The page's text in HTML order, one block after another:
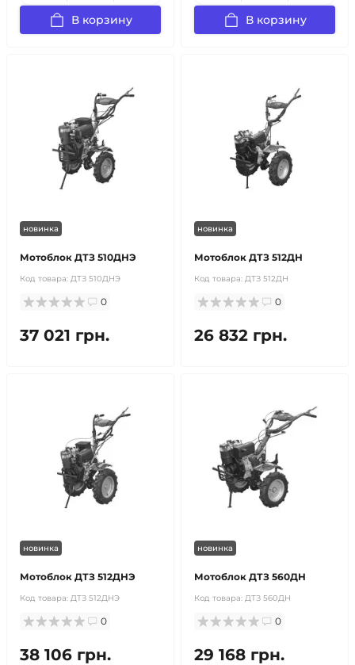
В корзину В корзину
новинка
Мотоблок ДТЗ 510ДНЭ
Код товара: ДТЗ 510ДНЭ
0
37 021 грн.
новинка
Мотоблок ДТЗ 512ДН
Код товара: ДТЗ 512ДН
0
26 832 грн.
новинка
Мотоблок ДТЗ 512ДНЭ
Код товара: ДТЗ 512ДНЭ
0
38 106 грн.
новинка
Мотоблок ДТЗ 560ДН
Код товара: ДТЗ 560ДН
0
29 168 грн.